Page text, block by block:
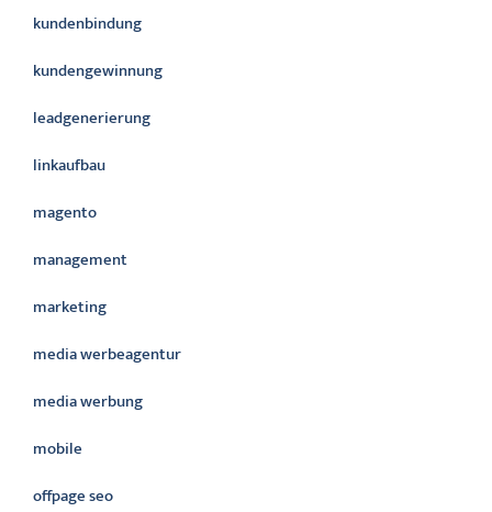
kundenbindung
kundengewinnung
leadgenerierung
linkaufbau
magento
management
marketing
media werbeagentur
media werbung
mobile
offpage seo